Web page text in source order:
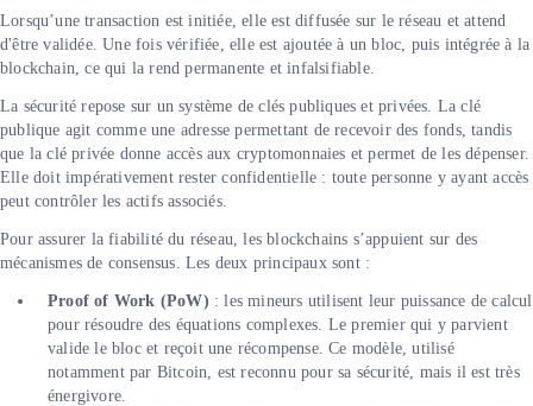
Lorsqu’une transaction est initiée, elle est diffusée sur le réseau et attend
d'être validée. Une fois vérifiée, elle est ajoutée à un bloc, puis intégrée à la
blockchain, ce qui la rend permanente et infalsifiable.
La sécurité repose sur un système de clés publiques et privées. La clé
publique agit comme une adresse permettant de recevoir des fonds, tandis
que la clé privée donne accès aux cryptomonnaies et permet de les dépenser.
Elle doit impérativement rester confidentielle : toute personne y ayant accès
peut contrôler les actifs associés.
Pour assurer la fiabilité du réseau, les blockchains s’appuient sur des
mécanismes de consensus. Les deux principaux sont :
Proof of Work (PoW) : les mineurs utilisent leur puissance de calcul
pour résoudre des équations complexes. Le premier qui y parvient
valide le bloc et reçoit une récompense. Ce modèle, utilisé
notamment par Bitcoin, est reconnu pour sa sécurité, mais il est très
énergivore.